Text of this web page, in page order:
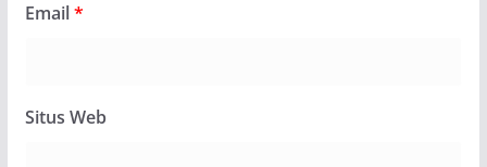
Email*
Situs Web